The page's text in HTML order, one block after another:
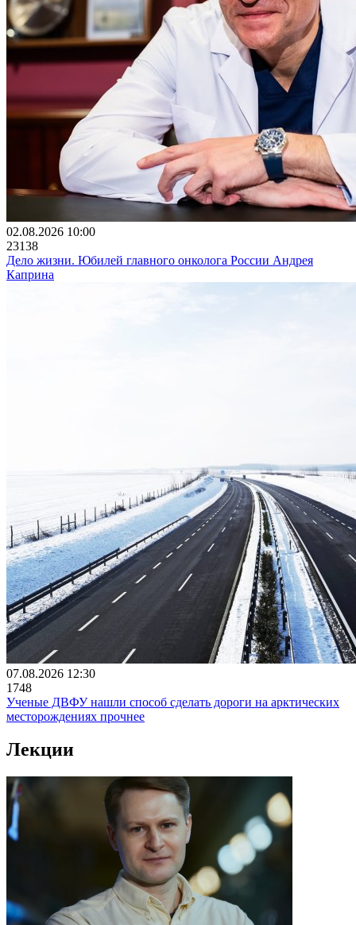
02.08.2026 10:00
23138
Дело жизни. Юбилей главного онколога России Андрея
Каприна
07.08.2026 12:30
1748
Ученые ДВФУ нашли способ сделать дороги на арктических
месторождениях прочнее
Лекции